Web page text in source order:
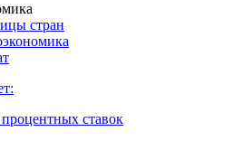
стран
ставок